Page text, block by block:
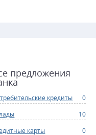
предложения
кредиты
0
10
карты
0